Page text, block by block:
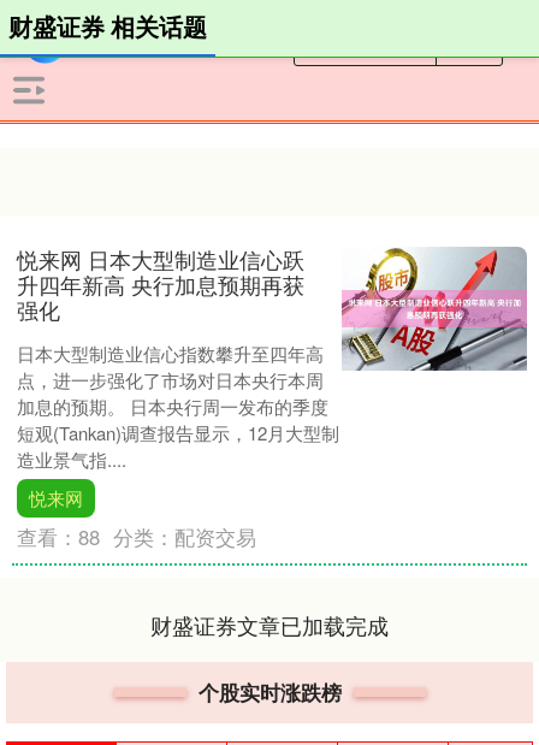
财盛证券 相关话题
悦来网 日本大型制造业信心跃
升四年新高 央行加息预期再获
强化
日本大型制造业信心指数攀升至四年高
点，进一步强化了市场对日本央行本周
加息的预期。 日本央行周一发布的季度
短观(Tankan)调查报告显示，12月大型制
造业景气指....
悦来网
查看：88 分类： 配资交易
财盛证券文章已加载完成
个股实时涨跌榜